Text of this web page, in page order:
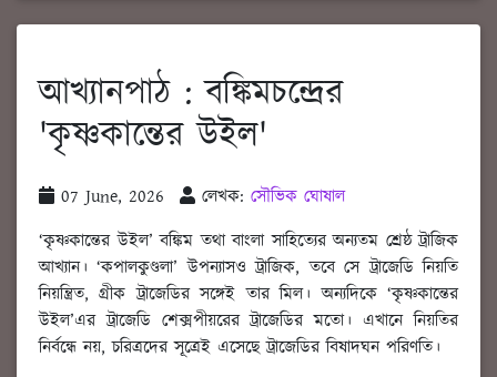
আখ্যানপাঠ : বঙ্কিমচন্দ্রের
'কৃষ্ণকান্তের উইল'
07 June, 2026 লেখক: সৌভিক ঘোষাল
‘কৃষ্ণকান্তের উইল’ বঙ্কিম তথা বাংলা সাহিত্যের অন্যতম শ্রেষ্ঠ ট্রাজিক
আখ্যান। ‘কপালকুণ্ডলা’ উপন্যাসও ট্রাজিক, তবে সে ট্রাজেডি নিয়তি
নিয়ন্ত্রিত, গ্রীক ট্রাজেডির সঙ্গেই তার মিল। অন্যদিকে ‘কৃষ্ণকান্তের
উইল’এর ট্রাজেডি শেক্সপীয়রের ট্রাজেডির মতো। এখানে নিয়তির
নির্বন্ধে নয়, চরিত্রদের সূত্রেই এসেছে ট্রাজেডির বিষাদঘন পরিণতি।